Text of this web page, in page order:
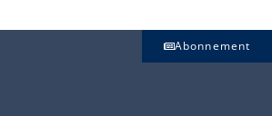
Abonnement